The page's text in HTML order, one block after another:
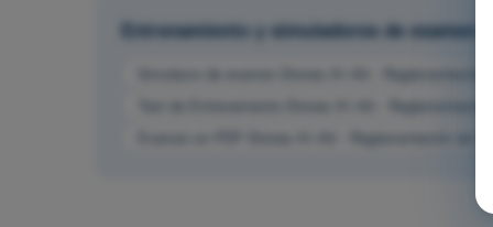
Entrenamiento y simuladores de examen
Simulacro de examen Drones A1-A3 - Reglamentación
Test de Entrenamiento Drones A1-A3 - Reglamentación
Examen en PDF Drones A1-A3 - Reglamentación de la